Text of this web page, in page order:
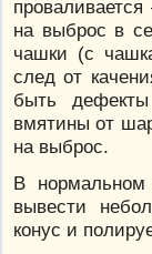
на выброс в
чашки (с
след от
быть
вмятины от
на выброс.
В нормальном
вывести
конус и